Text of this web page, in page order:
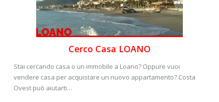
Cerco Casa LOANO
Stai cercando casa o un immobile a Loano? Oppure vuoi
vendere casa per acquistare un nuovo appartamento? Costa
Ovest può aiutarti…